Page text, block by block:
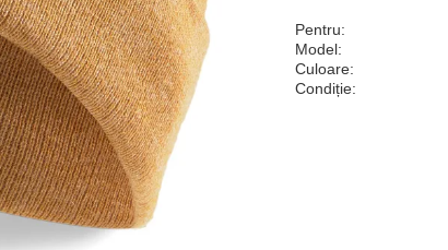
Pentru:
Model:
Culoare:
Condiție: